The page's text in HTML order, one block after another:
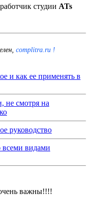
студии ATs
complitra.ru !
и как ее применять в
не смотря на
руководство
всеми видами
важны!!!!